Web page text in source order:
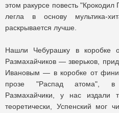
этом ракурсе повесть "Крокодил
легла в основу мультика-
раскрывается лучше.
Нашли Чебурашку в коробке
Размахайчиков — зверьков,
Ивановым — в коробке от
прозе "Распад атома", в
Размахайчики, у нас
теоретически, Успенский мог